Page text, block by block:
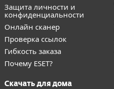
Защита личности и
конфиденциальности
Онлайн сканер
Проверка ссылок
Гибкость заказа
Почему ESET?
Скачать для дома